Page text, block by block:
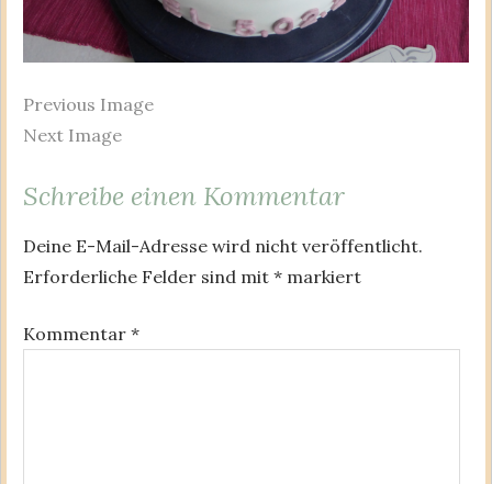
Previous Image
Next Image
Schreibe einen Kommentar
Deine E-Mail-Adresse wird nicht veröffentlicht.
Erforderliche Felder sind mit * markiert
Kommentar *